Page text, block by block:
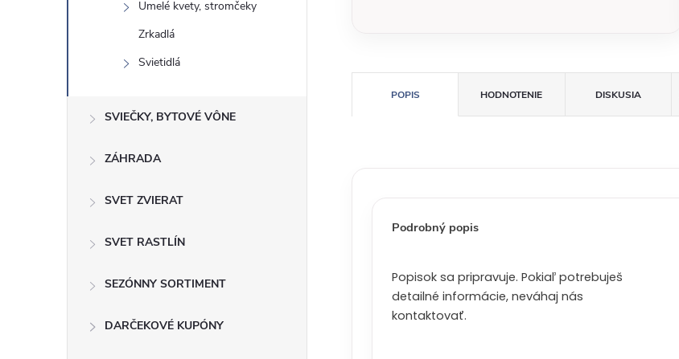
Umelé kvety, stromčeky
Zrkadlá
Svietidlá
SVIEČKY, BYTOVÉ VÔNE
ZÁHRADA
SVET ZVIERAT
SVET RASTLÍN
SEZÓNNY SORTIMENT
DARČEKOVÉ KUPÓNY
POPIS HODNOTENIE DISKUSIA
Podrobný popis
Popisok sa pripravuje. Pokiaľ potrebuješ
detailné informácie, neváhaj nás
kontaktovať.